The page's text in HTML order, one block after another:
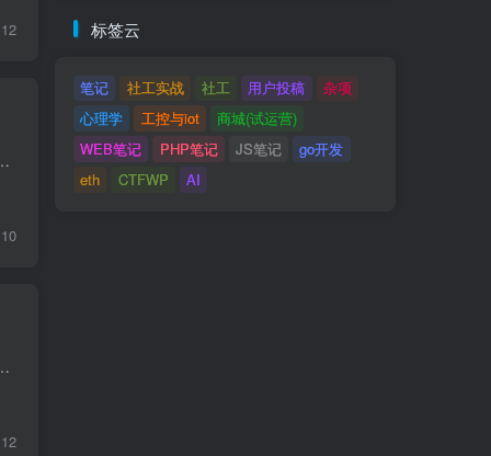
12
已死亡公司借鉴灵感：https://www.loot-drop.io/
10
our new, shiny, permissionless multi-user oracle. It's only V1 and missi...
12
标签云
笔记 社工实战 社工 用户投稿
杂项
心理学
工控与iot
商城(试运营)
WEB笔记
PHP笔记 JS笔记
go开发
eth
CTFWP AI